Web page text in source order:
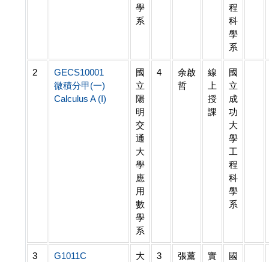
學
系
程
科
學
系
2
GECS10001
微積分甲(一)
Calculus A (I)
國
立
陽
明
交
通
大
學
應
用
數
學
系
4
余啟
哲
線
上
授
課
國
立
成
功
大
學
工
程
科
學
系
3
G1011C
大
3
張薰
實
國